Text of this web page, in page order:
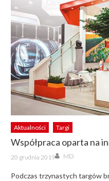
Aktualności Targi
Współpraca oparta na
Posted
on
20 grudnia 2019 Author
MD
Podczas trzynastych targów